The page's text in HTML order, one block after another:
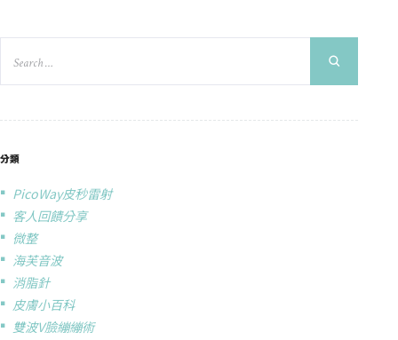
分類
PicoWay皮秒雷射
客人回饋分享
微整
海芙音波
消脂針
皮膚小百科
雙波V臉繃繃術